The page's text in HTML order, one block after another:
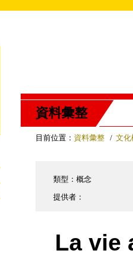
資料彙整
目前位置： 資料彙整 / 文化
類型：概念
提供者：
La vie